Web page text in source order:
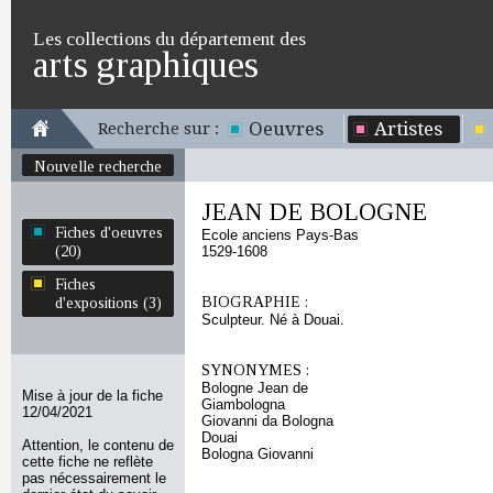
Les collections du département des
arts graphiques
Recherche sur : Oeuvres Artistes
Nouvelle recherche
Fiches d'oeuvres
(20)
Fiches
d'expositions (3)
Mise à jour de la fiche
12/04/2021
Attention, le contenu de
cette fiche ne reflète
pas nécessairement le
JEAN DE BOLOGNE
Ecole anciens Pays-Bas
1529-1608
BIOGRAPHIE :
Sculpteur. Né à Douai.
SYNONYMES :
Bologne Jean de
Giambologna
Giovanni da Bologna
Douai
Bologna Giovanni